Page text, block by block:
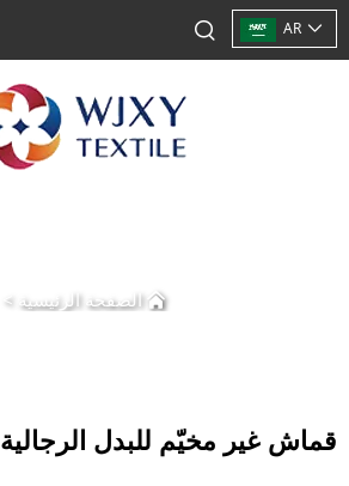
AR
الصفحة الرئيسية >
قماش غير مخيّم للبدل الرجالية